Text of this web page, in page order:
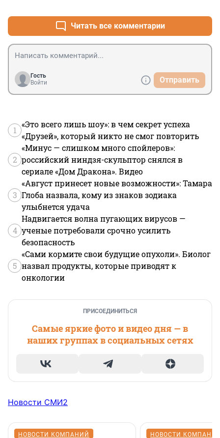
Читать все комментарии
Гость
Войти
Отправить
1
«Это всего лишь шоу»: в чем секрет успеха
«Друзей», который никто не смог повторить
2
«Минус — слишком много спойлеров»:
российский ниндзя-скульптор снялся в
сериале «Дом Дракона». Видео
3
«Август принесет новые возможности»: Тамара
Глоба назвала, кому из знаков зодиака
улыбнется удача
4
Надвигается волна пугающих вирусов —
ученые потребовали срочно усилить
безопасность
5
«Сами кормите свои будущие опухоли». Биолог
назвал продукты, которые приводят к
онкологии
ПРИСОЕДИНИТЬСЯ
Самые яркие фото и видео дня — в
наших группах в социальных сетях
Новости СМИ2
НОВОСТИ КОМПАНИЙ НОВОСТИ